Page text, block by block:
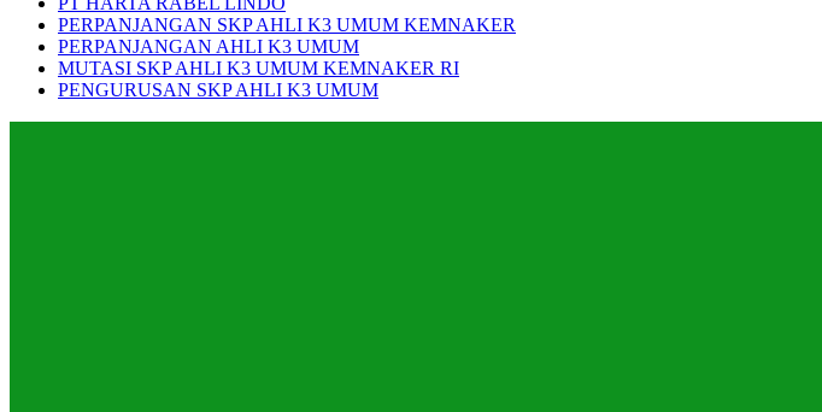
PERPANJANGAN SKP AHLI K3 UMUM KEMNAKER
PERPANJANGAN AHLI K3 UMUM
MUTASI SKP AHLI K3 UMUM KEMNAKER RI
PENGURUSAN SKP AHLI K3 UMUM